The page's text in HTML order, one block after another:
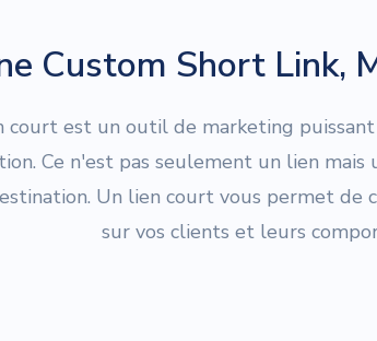
Custom Short Link,
court est un outil de marketing
Ce n'est pas seulement un lien
Un lien court vous permet de
sur vos clients et leurs